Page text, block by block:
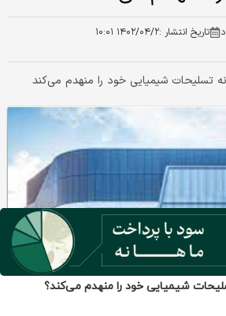
شیمیایی خود را منهدم می‌کند؟